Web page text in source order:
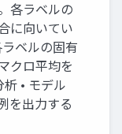
各ラベルの
に向いてい
ベルの固有
クロ平均を
• モデル
を出力する